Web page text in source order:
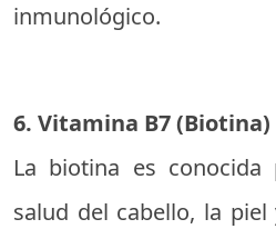
inmunológico.
6. Vitamina B7 (Biotina)
La biotina es
salud del cabello, la piel